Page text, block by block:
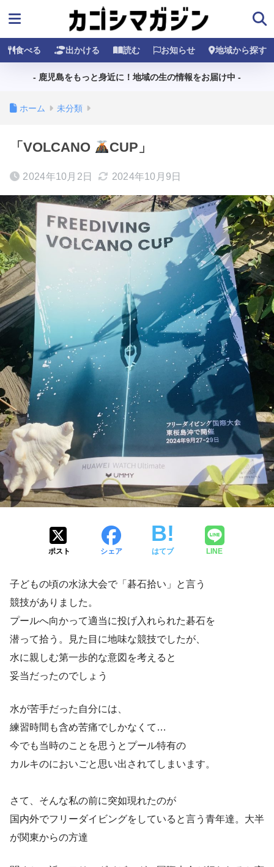
食べる 出かける 読む お知らせ 地域から探す
- 鹿児島をもっと身近に！地域の生の情報をお届け中 -
ホーム 未分類
「VOLCANO CUP」
2024年10月2日 2024年10月9日
ポスト シェア はてブ LINE
子どもの頃の水泳大会で「碁石拾い」と言う
競技がありました。
プールへ向かって適当に投げ入れられた碁石を
潜って拾う。見た目に地味な競技でしたが、
水に親しむ第一歩的な意図を考えると
妥当だったのでしょう
水が苦手だった自分には、
練習時間も含め苦痛でしかなくて…
今でも当時のことを思うとプール特有の
カルキのにおいごと思い出されてしまいます。
さて、そんな私の前に突如現れたのが
国内外でフリーダイビングをしていると言う青年達。大半
が関東からの方達